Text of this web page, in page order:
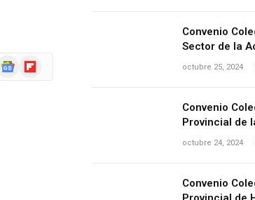
GoogleFlipboard
Convenio
Sector de la
octubre 25, 2024
Convenio
Provincial de
Pequeña y
octubre 24, 2024
Convenio